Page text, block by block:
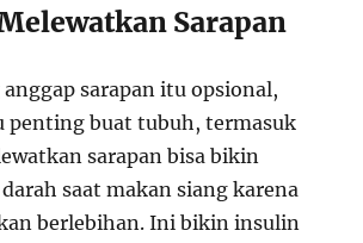
Sarapan
sarapan itu opsional,
penting buat tubuh, termasuk
sarapan bisa bikin
saat makan siang karena
berlebihan. Ini bikin insulin